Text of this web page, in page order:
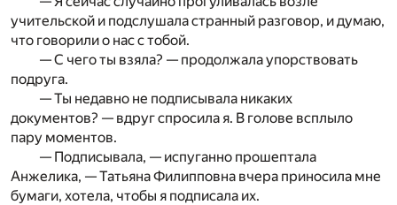
учительской и подслушала странный разговор, и думаю,
что говорили о нас с тобой.
— С чего ты взяла? — продолжала упорствовать
подруга.
— Ты недавно не подписывала никаких
документов? — вдруг спросила я. В голове всплыло
пару моментов.
— Подписывала, — испуганно прошептала
Анжелика, — Татьяна Филипповна вчера приносила мне
бумаги, хотела, чтобы я подписала их.